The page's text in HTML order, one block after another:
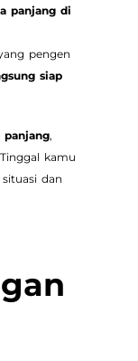
panjang di
pengen
siap
panjang,
kamu
dan